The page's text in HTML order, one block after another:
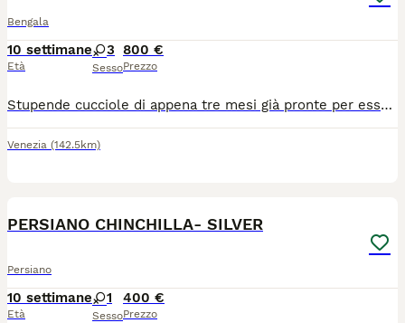
Bengala
10 settimane
Età
3
Sesso
800 €
Prezzo
Stupende cucciole di appena tre mesi già pronte per essere accolte in un nuova famiglia, vengono cedute con regolare contratto che prevede vaccinazione e scerminazioni, antiparassitario esterno,certificato di buona salute, microchip e pedegree, fiv felv negativi. Genitori visibili socievoli ed affettuosi. A richiesta consegna a mano nella tua città.
Venezia (142.5km)
PERSIANO CHINCHILLA- SILVER
Persiano
10 settimane
Età
1
Sesso
400 €
Prezzo